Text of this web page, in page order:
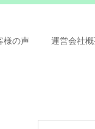
様の声 運営会社